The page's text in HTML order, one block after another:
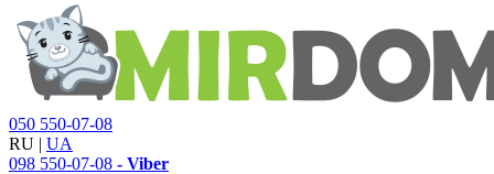
050 550-07-08
RU | UA
098 550-07-08 - Viber